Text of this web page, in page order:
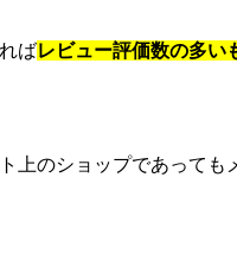
ばレビュー評価数の多い
上のショップであって